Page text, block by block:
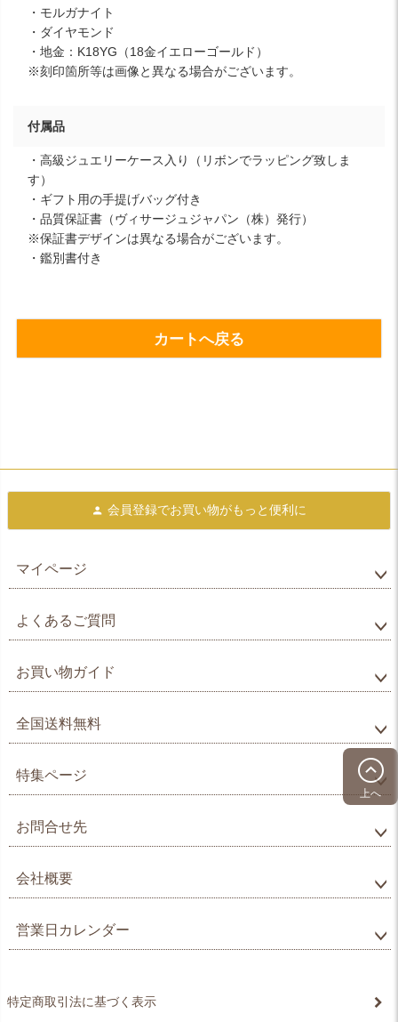
・モルガナイト
・ダイヤモンド
・地金：K18YG（18金イエローゴールド）
※刻印箇所等は画像と異なる場合がございます。
付属品
・高級ジュエリーケース入り（リボンでラッピング致しま
す）
・ギフト用の手提げバッグ付き
・品質保証書（ヴィサージュジャパン（株）発行）
※保証書デザインは異なる場合がございます。
・鑑別書付き
カートへ戻る
上へ
会員登録でお買い物がもっと便利に
マイページ
よくあるご質問
お買い物ガイド
全国送料無料
特集ページ
お問合せ先
会社概要
営業日カレンダー
特定商取引法に基づく表示